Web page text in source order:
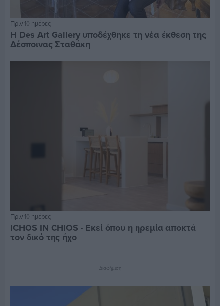
Πριν 10 ημέρες
Η Des Art Gallery υποδέχθηκε τη νέα έκθεση της
Δέσποινας Σταθάκη
Πριν 10 ημέρες
ICHOS IN CHIOS - Εκεί όπου η ηρεμία αποκτά
τον δικό της ήχο
Διαφήμιση